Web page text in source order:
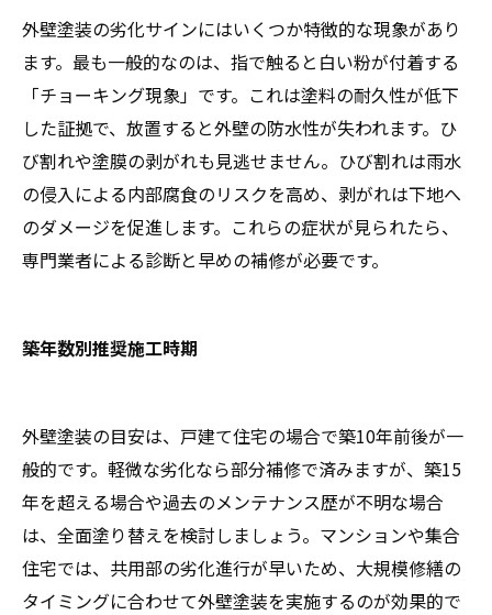
外壁塗装の劣化サインにはいくつか特徴的な現象があり
ます。最も一般的なのは、指で触ると白い粉が付着する
「チョーキング現象」です。これは塗料の耐久性が低下
した証拠で、放置すると外壁の防水性が失われます。ひ
び割れや塗膜の剥がれも見逃せません。ひび割れは雨水
の侵入による内部腐食のリスクを高め、剥がれは下地へ
のダメージを促進します。これらの症状が見られたら、
専門業者による診断と早めの補修が必要です。
築年数別推奨施工時期
外壁塗装の目安は、戸建て住宅の場合で築10年前後が一
般的です。軽微な劣化なら部分補修で済みますが、築15
年を超える場合や過去のメンテナンス歴が不明な場合
は、全面塗り替えを検討しましょう。マンションや集合
住宅では、共用部の劣化進行が早いため、大規模修繕の
タイミングに合わせて外壁塗装を実施するのが効果的で